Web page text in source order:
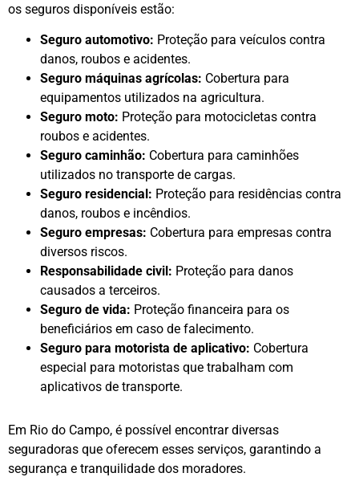
os seguros disponíveis estão:
Seguro automotivo: Proteção para veículos contra
danos, roubos e acidentes.
Seguro máquinas agrícolas: Cobertura para
equipamentos utilizados na agricultura.
Seguro moto: Proteção para motocicletas contra
roubos e acidentes.
Seguro caminhão: Cobertura para caminhões
utilizados no transporte de cargas.
Seguro residencial: Proteção para residências contra
danos, roubos e incêndios.
Seguro empresas: Cobertura para empresas contra
diversos riscos.
Responsabilidade civil: Proteção para danos
causados a terceiros.
Seguro de vida: Proteção financeira para os
beneficiários em caso de falecimento.
Seguro para motorista de aplicativo: Cobertura
especial para motoristas que trabalham com
aplicativos de transporte.
Em Rio do Campo, é possível encontrar diversas
seguradoras que oferecem esses serviços, garantindo a
segurança e tranquilidade dos moradores.